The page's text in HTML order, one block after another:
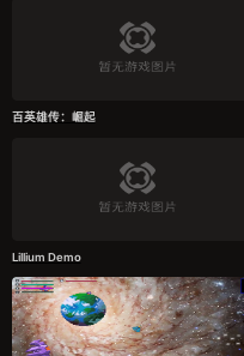
百英雄传：崛起
Lillium Demo